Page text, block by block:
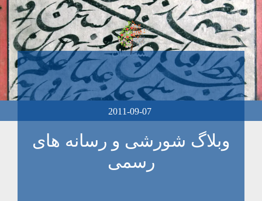
2011-09-07
وبلاگ شورشی و رسانه های
رسمی